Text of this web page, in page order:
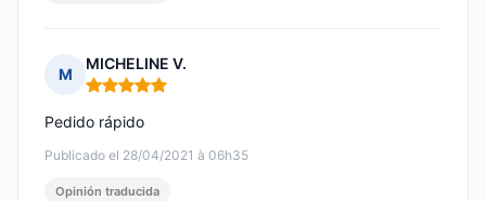
M
MICHELINE V.
Nota: 5 de 5
Publicado el 28/04/2021 à 06h35
Pedido rápido
Opinión traducida